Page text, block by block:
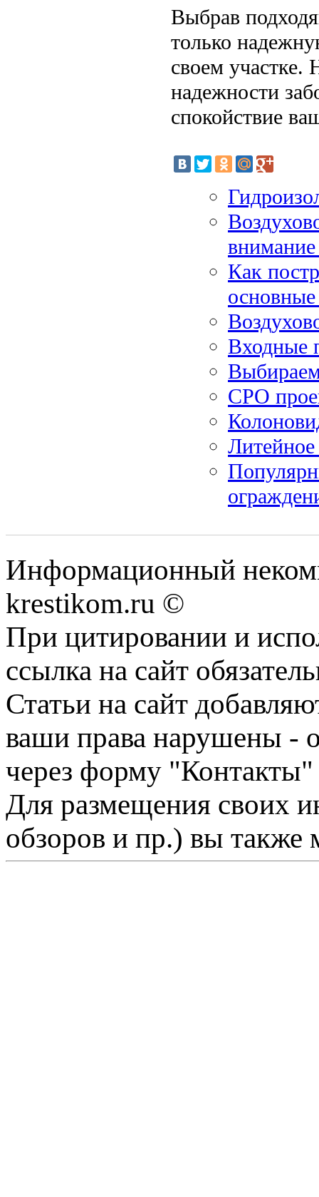
Выбрав
только
своем участке.
надежности
спокойствие
Как
Входные
СРО
Литейное
Информационный
krestikom.ru ©
При цитировании и
ссылка на сайт
Статьи на сайт
ваши права нарушены -
через форму "Контакты"
Для размещения своих
обзоров и пр.) вы также